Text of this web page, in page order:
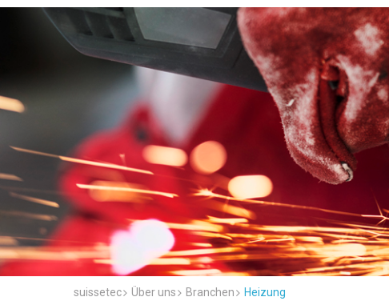
suissetec Über uns Branchen Heizung